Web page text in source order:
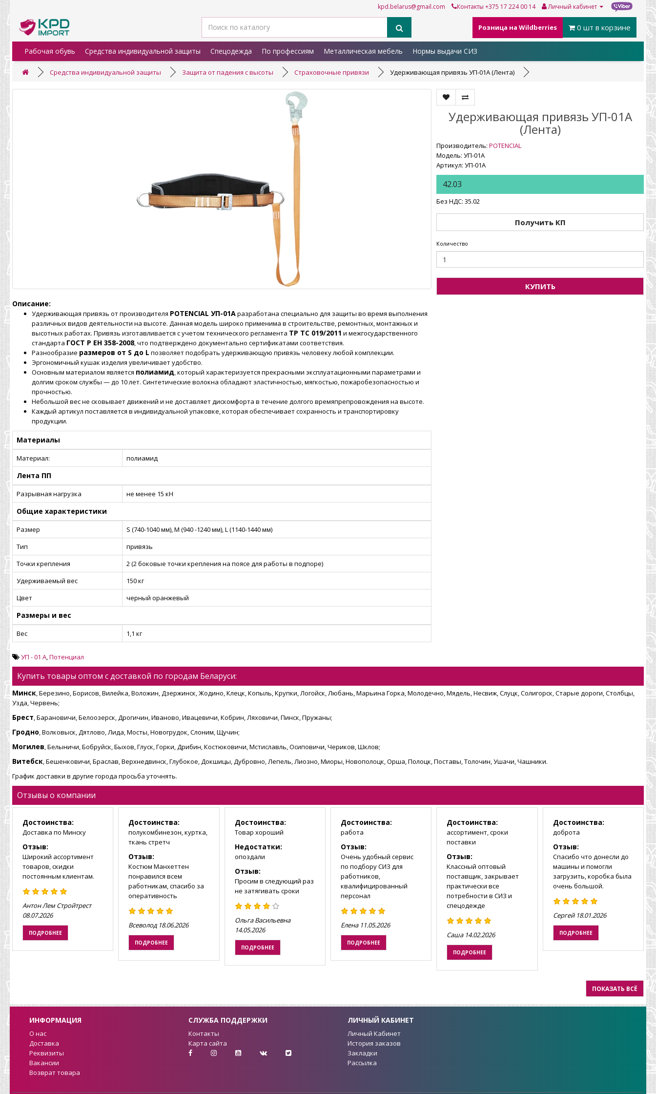
kpd.belarus@gmail.com Контакты +375 17 224 00 14 Личный кабинет
Розница на Wildberries 0 шт в корзине
Рабочая обувь Средства индивидуальной защиты Спецодежда По профессиям Металлическая мебель Нормы выдачи СИЗ
Средства индивидуальной защиты Защита от падения с высоты Страховочные привязи Удерживающая привязь УП-01А (Лента)
Описание:
Удерживающая привязь от производителя POTENCIAL УП-01Аразработана специально для защиты во время выполнения
различных видов деятельности на высоте. Данная модель широко применима в строительстве, ремонтных, монтажных и
высотных работах. Привязь изготавливается с учетом технического регламента ТР ТС 019/2011 и межгосударственного
стандарта ГОСТ Р ЕН 358-2008, что подтверждено документально сертификатами соответствия.
Разнообразие размеров от S до L позволяет подобрать удерживающую привязь человеку любой комплекции.
Эргономичный кушак изделия увеличивает удобство.
Основным материалом является полиамид, который характеризуется прекрасными эксплуатационными параметрами и
долгим сроком службы — до 10 лет. Синтетические волокна обладают эластичностью, мягкостью, пожаробезопасностью и
прочностью.
Небольшой вес не сковывает движений и не доставляет дискомфорта в течение долгого времяпрепровождения на высоте.
Каждый артикул поставляется в индивидуальной упаковке, которая обеспечивает сохранность и транспортировку
продукции.
Материалы
Материал: полиамид
Лента ПП
Разрывная нагрузка не менее 15 кН
Общие характеристики
Размер
S (740-1040 мм), M (940 -1240 мм), L (1140-1440 мм)
Тип
привязь
Точки крепления
2 (2 боковые точки крепления на поясе для работы в подпоре)
Удерживаемый вес
150 кг
Цвет
черный оранжевый
Размеры и вес
Вес 1,1 кг
Удерживающая привязь УП-01А
(Лента)
Производитель:POTENCIAL
Модель: УП-01А
Артикул: УП-01А
42.03
Без НДС: 35.02
Получить КП
Количество
КУПИТЬ
УП - 01 А,Потенциал
Купить товары оптом с доставкой по городам Беларуси:
Минск, Березино, Борисов, Вилейка, Воложин, Дзержинск, Жодино, Клецк, Копыль, Крупки, Логойск, Любань, Марьина Горка, Молодечно, Мядель, Несвиж, Слуцк, Солигорск, Старые дороги, Столбцы,
Узда, Червень;
Брест, Барановичи, Белоозерск, Дрогичин, Иваново, Ивацевичи, Кобрин, Ляховичи, Пинск, Пружаны;
Гродно, Волковыск, Дятлово, Лида, Мосты, Новогрудок, Слоним, Щучин;
Могилев, Белыничи, Бобруйск, Быхов, Глуск, Горки, Дрибин, Костюковичи, Мстиславль, Осиповичи, Чериков, Шклов;
Витебск, Бешенковичи, Браслав, Верхнедвинск, Глубокое, Докшицы, Дубровно, Лепель, Лиозно, Миоры, Новополоцк, Орша, Полоцк, Поставы, Толочин, Ушачи, Чашники.
График доставки в другие города просьба уточнять.
Отзывы о компании
Достоинства:
Доставка по Минску
Отзыв:
Широкий ассортимент
товаров, скидки
постоянным клиентам.
Антон Лем Стройтрест
08.07.2026
ПОДРОБНЕЕ
Достоинства:
полукомбинезон, куртка,
ткань стретч
Отзыв:
Костюм Манхеттен
понравился всем
работникам, спасибо за
оперативность
Всеволод 18.06.2026
ПОДРОБНЕЕ
Достоинства:
Товар хороший
Недостатки:
опоздали
Отзыв:
Просим в следующий раз
не затягивать сроки
Ольга Васильевна
14.05.2026
ПОДРОБНЕЕ
Достоинства:
работа
Отзыв:
Очень удобный сервис
по подбору СИЗ для
работников,
квалифицированный
персонал
Елена 11.05.2026
ПОДРОБНЕЕ
Достоинства:
ассортимент, сроки
поставки
Отзыв:
Классный оптовый
поставщик, закрывает
практически все
потребности в СИЗ и
спецодежде
Саша 14.02.2026
ПОДРОБНЕЕ
Достоинства:
доброта
Отзыв:
Спасибо что донесли до
машины и помогли
загрузить, коробка была
очень большой.
Сергей 18.01.2026
ПОДРОБНЕЕ
ПОКАЗАТЬ ВСЁ
ИНФОРМАЦИЯ
О нас
Доставка
Реквизиты
Вакансии
Возврат товара
СЛУЖБА ПОДДЕРЖКИ
Контакты
Карта сайта
ЛИЧНЫЙ КАБИНЕТ
Личный Кабинет
История заказов
Закладки
Рассылка